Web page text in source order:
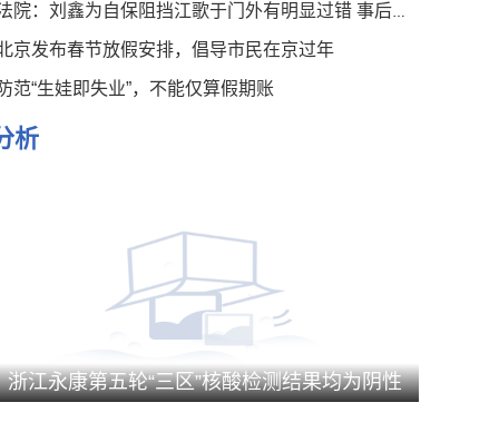
院：刘鑫为自保阻挡江歌于门外有明显过错 事后言论有违伦常
京发布春节放假安排，倡导市民在京过年
范“生娃即失业”，不能仅算假期账
析
浙江永康第五轮“三区”核酸检测结果均为阴性